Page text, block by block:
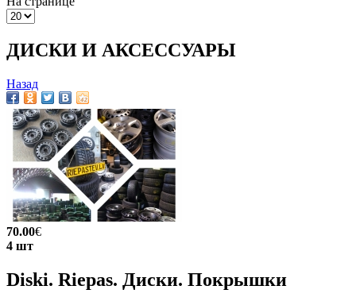
ДИСКИ И АКСЕССУАРЫ
Назад
70.00€
4 шт
Diski. Riepas. Диски. Покрышки